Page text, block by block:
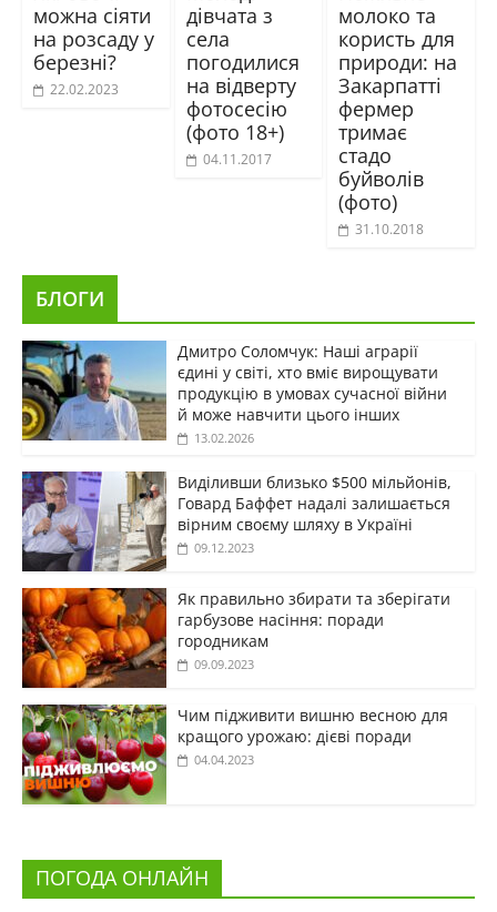
можна сіяти
на розсаду у
березні?
22.02.2023
дівчата з
села
погодилися
на відверту
фотосесію
(фото 18+)
04.11.2017
молоко та
користь для
природи: на
Закарпатті
фермер
тримає
стадо
буйволів
(фото)
31.10.2018
БЛОГИ
Дмитро Соломчук: Наші аграрії
єдині у світі, хто вміє вирощувати
продукцію в умовах сучасної війни
й може навчити цього інших
13.02.2026
Виділивши близько $500 мільйонів,
Говард Баффет надалі залишається
вірним своєму шляху в Україні
09.12.2023
Як правильно збирати та зберігати
гарбузове насіння: поради
городникам
09.09.2023
Чим підживити вишню весною для
кращого урожаю: дієві поради
04.04.2023
ПОГОДА ОНЛАЙН